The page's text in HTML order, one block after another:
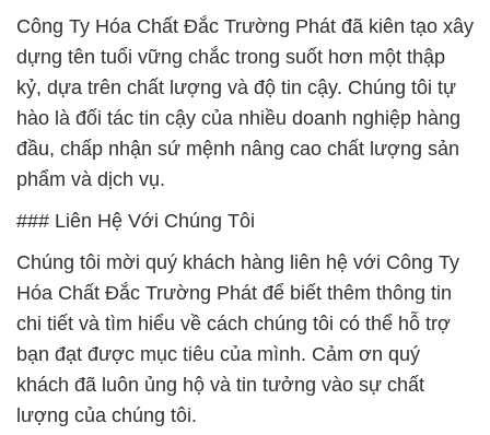
Công Ty Hóa Chất Đắc Trường Phát đã kiên tạo xây
dựng tên tuổi vững chắc trong suốt hơn một thập
kỷ, dựa trên chất lượng và độ tin cậy. Chúng tôi tự
hào là đối tác tin cậy của nhiều doanh nghiệp hàng
đầu, chấp nhận sứ mệnh nâng cao chất lượng sản
phẩm và dịch vụ.
### Liên Hệ Với Chúng Tôi
Chúng tôi mời quý khách hàng liên hệ với Công Ty
Hóa Chất Đắc Trường Phát để biết thêm thông tin
chi tiết và tìm hiểu về cách chúng tôi có thể hỗ trợ
bạn đạt được mục tiêu của mình. Cảm ơn quý
khách đã luôn ủng hộ và tin tưởng vào sự chất
lượng của chúng tôi.